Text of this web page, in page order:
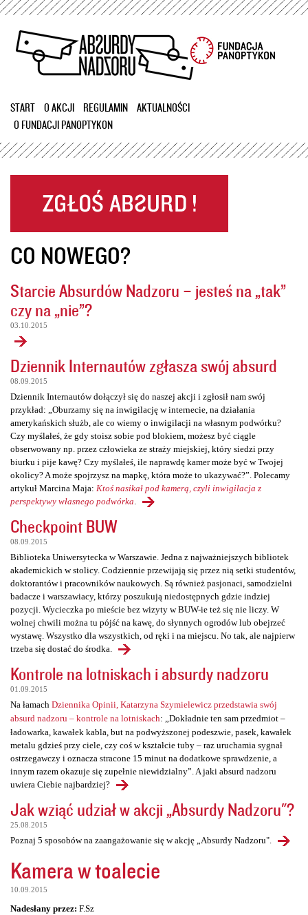
Przejdź
treści
START O AKCJI REGULAMIN
AKTUALNOŚCI
O FUNDACJI PANOPTYKON
CO NOWEGO?
Starcie Absurdów Nadzoru – jesteś na „tak”
czy na „nie”?
03.10.2015
Dziennik Internautów zgłasza swój absurd
08.09.2015
Dziennik Internautów dołączył się do naszej akcji i zgłosił nam swój
przykład: „Oburzamy się na inwigilację w internecie, na działania
amerykańskich służb, ale co wiemy o inwigilacji na własnym podwórku?
Czy myślałeś, że gdy stoisz sobie pod blokiem, możesz być ciągle
obserwowany np. przez człowieka ze straży miejskiej, który siedzi przy
biurku i pije kawę? Czy myślałeś, ile naprawdę kamer może być w Twojej
okolicy? A może spojrzysz na mapkę, która może to ukazywać?”. Polecamy
artykuł Marcina Maja: Ktoś nasikał pod kamerą, czyli inwigilacja z
perspektywy własnego podwórka
Checkpoint BUW
08.09.2015
Biblioteka Uniwersytecka w Warszawie. Jedna z najważniejszych bibliotek
akademickich w stolicy. Codziennie przewijają się przez nią setki studentów,
doktorantów i pracowników naukowych. Są również pasjonaci, samodzielni
badacze i warszawiacy, którzy poszukują niedostępnych gdzie indziej
pozycji. Wycieczka po mieście bez wizyty w BUW-ie też się nie liczy. W
wolnej chwili można tu pójść na kawę, do słynnych ogrodów lub obejrzeć
wystawę. Wszystko dla wszystkich, od ręki i na miejscu. No tak, ale najpierw
trzeba się dostać do środka.
Kontrole na lotniskach i absurdy nadzoru
01.09.2015
Na łamach Dziennika Opinii, Katarzyna Szymielewicz przedstawia swój
absurd nadzoru – kontrole na lotniskach: „Dokładnie ten sam przedmiot –
ładowarka, kawałek kabla, but na podwyższonej podeszwie, pasek, kawałek
metalu gdzieś przy ciele, czy coś w kształcie tuby – raz uruchamia sygnał
ostrzegawczy i oznacza stracone 15 minut na dodatkowe sprawdzenie, a
innym razem okazuje się zupełnie niewidzialny”. A jaki absurd nadzoru
uwiera Ciebie najbardziej?
Jak wziąć udział w akcji „Absurdy Nadzoru"?
25.08.2015
Poznaj 5 sposobów na zaangażowanie się w akcję „Absurdy Nadzoru".
Kamera w toalecie
10.09.2015
Nadesłany przez: F.Sz